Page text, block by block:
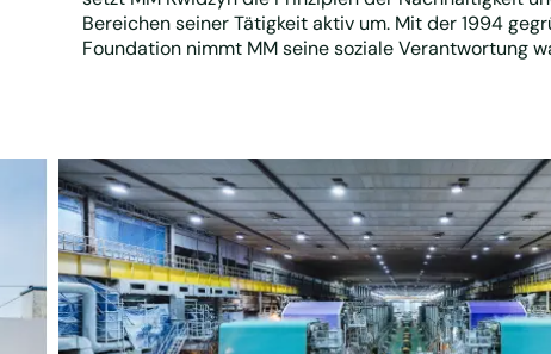
Bereichen seiner Tätigkeit aktiv um. Mit der 1994
Foundation nimmt MM seine soziale Verantwortung